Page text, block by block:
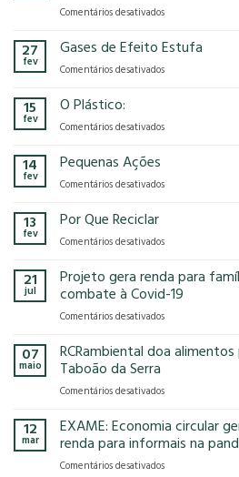
pensar
impacto
o
tem
Comentários desativadosem
RCRambiental
presença
e
2025!
27
fev
Gases de Efeito Estufa
Comentários desativadosem
Estufa
15
fev
O Plástico:
Comentários desativadosem
14
fev
Pequenas Ações
Comentários desativadosem
13
fev
Por Que Reciclar
Comentários desativadosem
Que
Reciclar
21
jul
Projeto gera renda para
combate à Covid-19
Comentários desativadosem
gera
famílias
ajuda
no
à
07
maio
RCRambiental doa
Taboão da Serra
Comentários desativadosem
doa
alimentos
para
prefeitura
12
mar
EXAME: Economia circular
renda para informais na
Comentários desativadosem